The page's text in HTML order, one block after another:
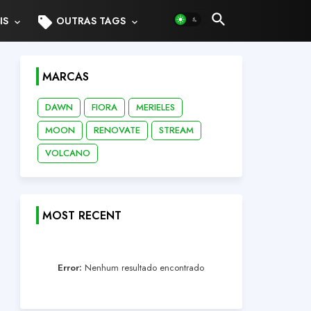
sell OUTRAS TAGS
MARCAS
DAWN FIORA
MERIELES
MOON
RENOVATE
STREAM
VOLCANO
MOST RECENT
Error: Nenhum resultado encontrado